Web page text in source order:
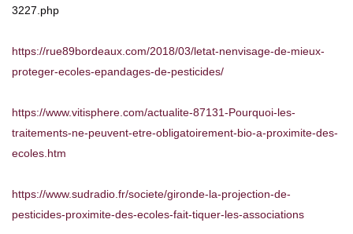
3227.php
https://rue89bordeaux.com/2018/03/letat-nenvisage-de-mieux-
proteger-ecoles-epandages-de-pesticides/
https://www.vitisphere.com/actualite-87131-Pourquoi-les-
traitements-ne-peuvent-etre-obligatoirement-bio-a-proximite-des-
ecoles.htm
https://www.sudradio.fr/societe/gironde-la-projection-de-
pesticides-proximite-des-ecoles-fait-tiquer-les-associations